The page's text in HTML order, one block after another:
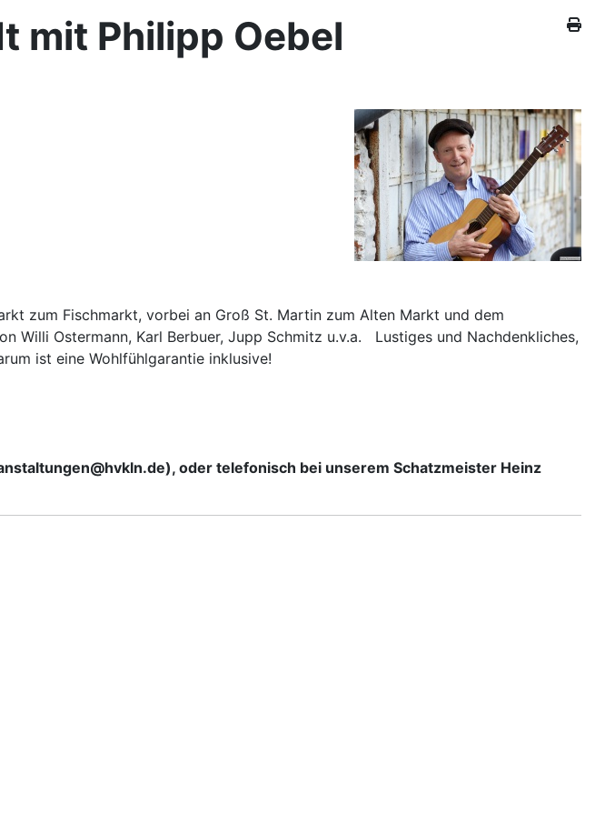
mit Philipp Oebel
zum Fischmarkt, vorbei an Groß St. Martin zum Alten Markt und dem
Willi Ostermann, Karl Berbuer, Jupp Schmitz u.v.a. Lustiges und Nachdenkliches,
ist eine Wohlfühlgarantie inklusive!
), oder telefonisch bei unserem Schatzmeister Heinz